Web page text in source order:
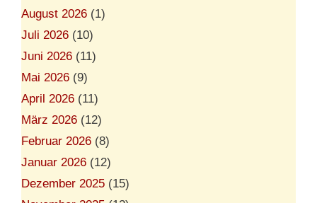
August 2026 (1)
Juli 2026 (10)
Juni 2026 (11)
Mai 2026 (9)
April 2026 (11)
März 2026 (12)
Februar 2026 (8)
Januar 2026 (12)
Dezember 2025 (15)